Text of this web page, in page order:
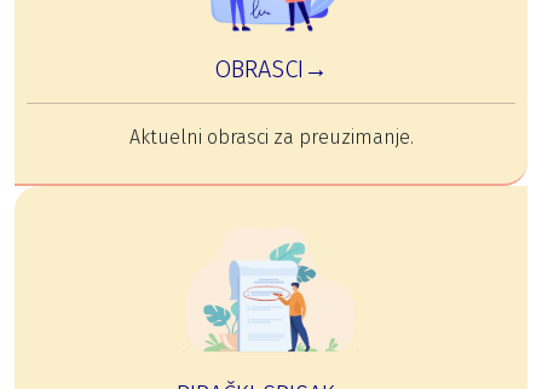
OBRASCI→
Aktuelni obrasci za preuzimanje.